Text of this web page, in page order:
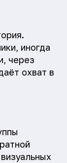
иногда
через
охват в